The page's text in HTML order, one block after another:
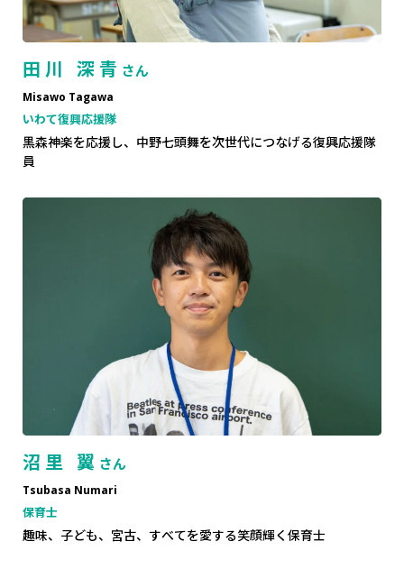
田川 深青 さん
Misawo Tagawa
いわて復興応援隊
黒森神楽を応援し、中野七頭舞を次世代につなげる復興応援隊
員
沼里 翼 さん
Tsubasa Numari
保育士
趣味、子ども、宮古、すべてを愛する笑顔輝く保育士